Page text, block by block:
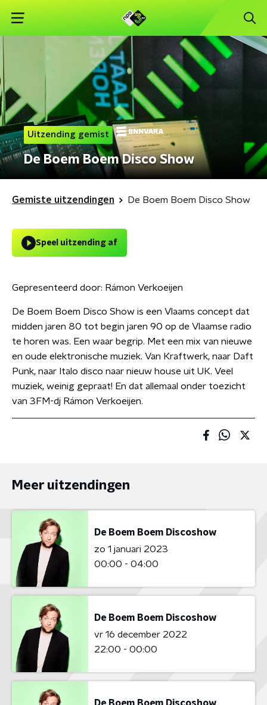
Uitzending gemist
De Boem Boem Disco Show
Gemiste uitzendingen De Boem Boem Disco Show
Speel uitzending af
Gepresenteerd door: Rámon Verkoeijen
De Boem Boem Disco Show is een Vlaams concept dat
midden jaren 80 tot begin jaren 90 op de Vlaamse radio
te horen was. Een waar begrip. Met een mix van nieuwe
en oude elektronische muziek. Van Kraftwerk, naar Daft
Punk, naar Italo disco naar nieuw house uit UK. Veel
muziek, weinig gepraat! En dat allemaal onder toezicht
van 3FM-dj Rámon Verkoeijen.
Meer uitzendingen
De Boem Boem Discoshow
zo 1 januari 2023
00:00 - 04:00
De Boem Boem Discoshow
vr 16 december 2022
22:00 - 00:00
De Boem Boem Discoshow